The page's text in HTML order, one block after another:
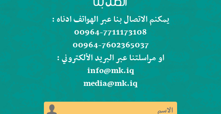
يمكنم الاتصال بنا عبر الهواتف ادناه :
00964-7711173108
00964-7602365037
او مراسلتنا عبر البريد الألكتروني :
info@mk.iq
media@mk.iq